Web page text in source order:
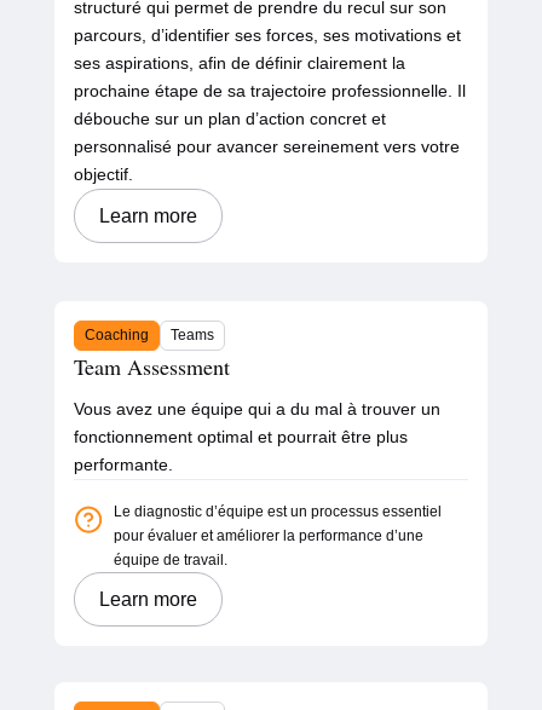
structuré qui permet de prendre du recul sur son
parcours, d’identifier ses forces, ses motivations et
ses aspirations, afin de définir clairement la
prochaine étape de sa trajectoire professionnelle. Il
débouche sur un plan d’action concret et
personnalisé pour avancer sereinement vers votre
objectif.
Learn more
Coaching Teams
Team Assessment
Vous avez une équipe qui a du mal à trouver un
fonctionnement optimal et pourrait être plus
performante.
Le diagnostic d’équipe est un processus essentiel
pour évaluer et améliorer la performance d’une
équipe de travail.
Learn more